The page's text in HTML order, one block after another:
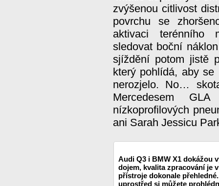
zvýšenou citlivost
povrchu se
aktivaci terénního
sledovat boční
sjíždění potom jistě
který pohlídá, aby
nerozjelo. No…
Mercedesem GLA
nízkoprofilových
ani Sarah Jessicu
Audi Q3 i BMW X1 dokážou
dojem, kvalita zpracování je
přístroje dokonale
uprostřed si můžete